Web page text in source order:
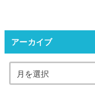
アーカイブ